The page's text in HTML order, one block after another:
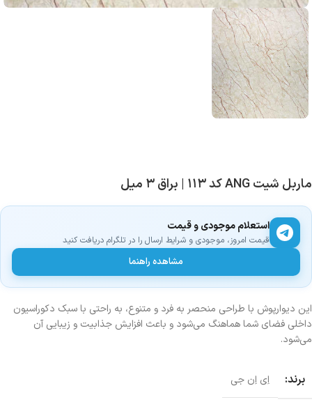
ماربل شیت ANG کد ۱۱۳ | براق ۳ میل
استعلام موجودی و قیمت
قیمت امروز، موجودی و شرایط ارسال را در تلگرام دریافت کنید
مشاهده راهنما
این دیوارپوش با طراحی منحصر به فرد و متنوع، به راحتی با سبک دکوراسیون
داخلی فضای شما هماهنگ می‌شود و باعث افزایش جذابیت و زیبایی آن
می‌شود.
برند: اِی اِن جی